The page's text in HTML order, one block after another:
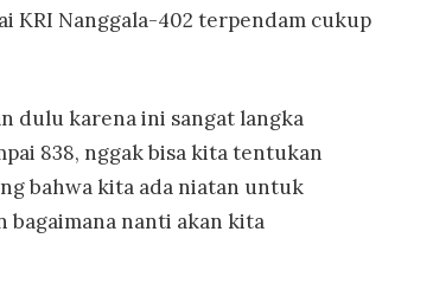
KRI Nanggala-402 terpendam cukup
dulu karena ini sangat langka
838, nggak bisa kita tentukan
bahwa kita ada niatan untuk
bagaimana nanti akan kita